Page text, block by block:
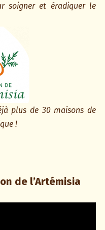
soigner et éradiquer le
plus de 30 maisons de
!
de l’Artémisia